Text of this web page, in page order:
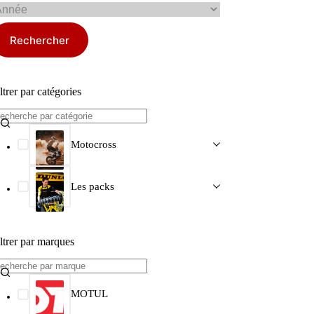
Rechercher
par catégories
Motocross
Les packs
par marques
MOTUL